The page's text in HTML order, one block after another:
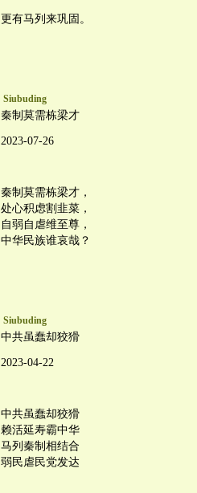
更有马列来巩固。
Siubuding
秦制莫需栋梁才
2023-07-26
秦制莫需栋梁才，
处心积虑割韭菜，
自弱自虐维至尊，
中华民族谁哀哉？
Siubuding
中共虽蠢却狡猾
2023-04-22
中共虽蠢却狡猾
赖活延寿霸中华
马列秦制相结合
弱民虐民党发达